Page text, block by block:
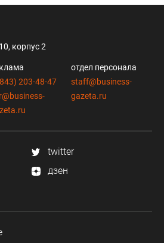
корпус 2
203-48-47
отдел персонала
staff@business-
gazeta.ru
twitter
дзен